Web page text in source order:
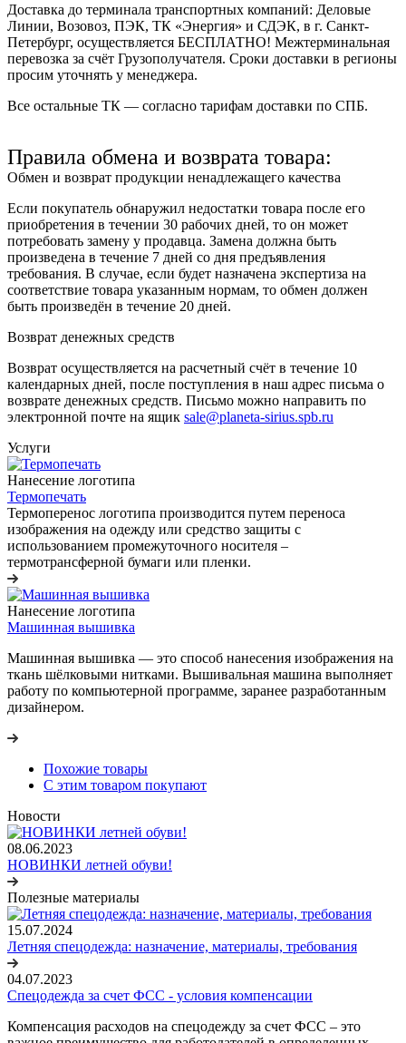
Доставка до терминала транспортных компаний: Деловые
Линии, Возовоз, ПЭК, ТК «Энергия» и СДЭК, в г. Санкт-
Петербург, осуществляется БЕСПЛАТНО! Межтерминальная
перевозка за счёт Грузополучателя. Сроки доставки в регионы
просим уточнять у менеджера.
Все остальные ТК — согласно тарифам доставки по СПБ.
Правила обмена и возврата товара:
Обмен и возврат продукции ненадлежащего качества
Если покупатель обнаружил недостатки товара после его
приобретения в течении 30 рабочих дней, то он может
потребовать замену у продавца. Замена должна быть
произведена в течение 7 дней со дня предъявления
требования. В случае, если будет назначена экспертиза на
соответствие товара указанным нормам, то обмен должен
быть произведён в течение 20 дней.
Возврат денежных средств
Возврат осуществляется на расчетный счёт в течение 10
календарных дней, после поступления в наш адрес письма о
возврате денежных средств. Письмо можно направить по
электронной почте на ящик sale@planeta-sirius.spb.ru
Услуги
Нанесение логотипа
Термопечать
Термоперенос логотипа производится путем переноса
изображения на одежду или средство защиты с
использованием промежуточного носителя –
термотрансферной бумаги или пленки.
Нанесение логотипа
Машинная вышивка
Машинная вышивка — это способ нанесения изображения на
ткань шёлковыми нитками. Вышивальная машина выполняет
работу по компьютерной программе, заранее разработанным
дизайнером.
Похожие товары
С этим товаром покупают
Новости
08.06.2023
НОВИНКИ летней обуви!
Полезные материалы
15.07.2024
Летняя спецодежда: назначение, материалы, требования
04.07.2023
Спецодежда за счет ФСС - условия компенсации
Компенсация расходов на спецодежду за счет ФСС – это